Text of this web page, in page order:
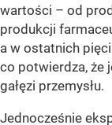
wartości – od
produkcji
a w ostatnich
co potwierdza, że
gałęzi przemysłu.
Jednocześnie